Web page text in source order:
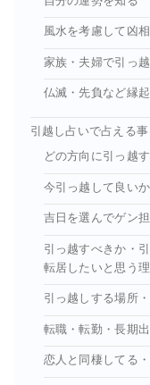
風水を考慮して凶
家族・夫婦で引っ
仏滅・先負など縁
引越し占いで占える事
どの方向に引っ越
今引っ越して良い
吉日を選んでゲン
引っ越すべきか・
転居したいと思う
引っ越しする場所
転職・転勤・長期
恋人と同棲してる